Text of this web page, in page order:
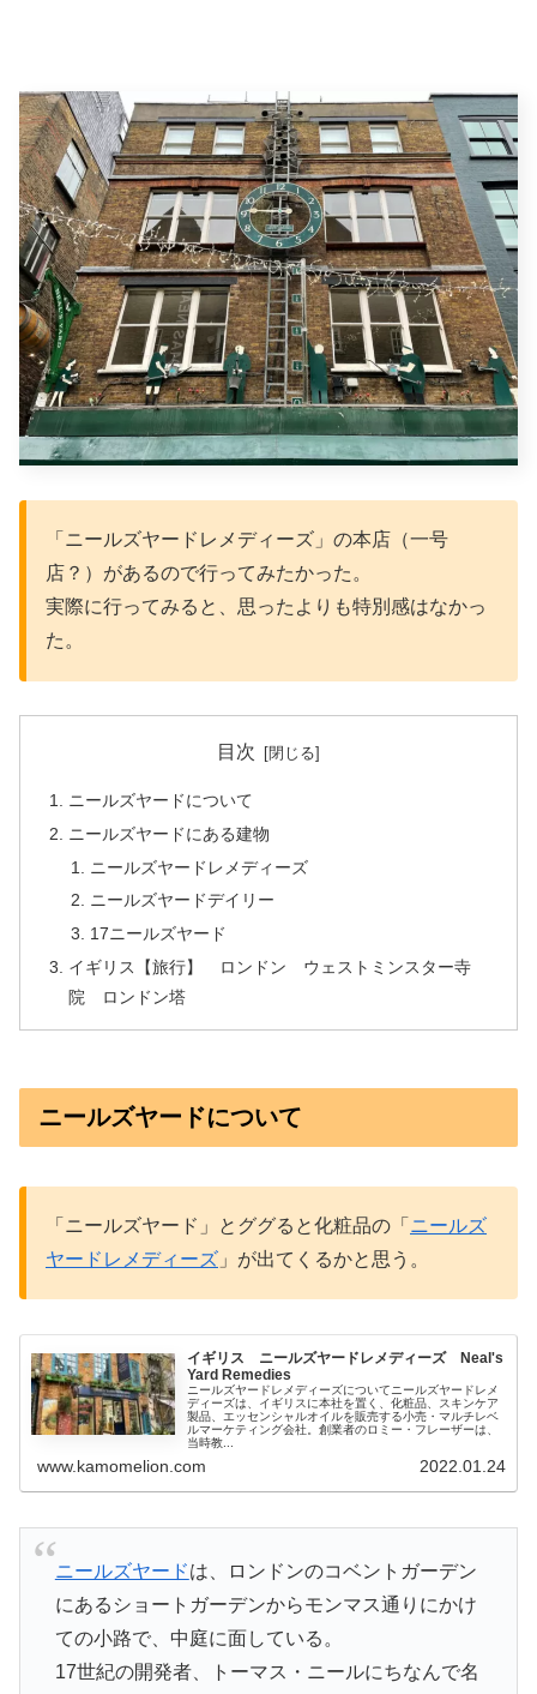
「ニールズヤードレメディーズ」の本店（一号
店？）があるので行ってみたかった。
実際に行ってみると、思ったよりも特別感はなかっ
た。
目次
ニールズヤードについて
ニールズヤードにある建物
ニールズヤードレメディーズ
ニールズヤードデイリー
17ニールズヤード
イギリス【旅行】 ロンドン ウェストミンスター寺
院 ロンドン塔
ニールズヤードについて
「ニールズヤード」とググると化粧品の「 ニールズ
ヤードレメディーズ 」が出てくるかと思う。
イギリス ニールズヤードレメディーズ Neal's
Yard Remedies
ニールズヤードレメディーズについてニールズヤードレメ
ディーズは、イギリスに本社を置く、化粧品、スキンケア
製品、エッセンシャルオイルを販売する小売・マルチレベ
ルマーケティング会社。創業者のロミー・フレーザーは、
当時教...
www.kamomelion.com 2022.01.24
ニールズヤードは、ロンドンのコベントガーデン
にあるショートガーデンからモンマス通りにかけ
ての小路で、中庭に面している。
17世紀の開発者、トーマス・ニールにちなんで名